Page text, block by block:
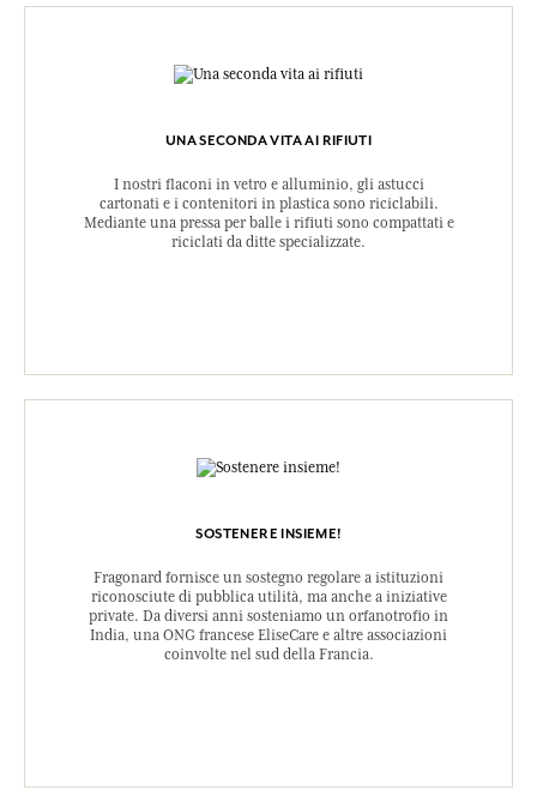
UNA SECONDA VITA AI RIFIUTI
I nostri flaconi in vetro e alluminio, gli astucci
cartonati e i contenitori in plastica sono riciclabili.
Mediante una pressa per balle i rifiuti sono compattati e
riciclati da ditte specializzate.
SOSTENERE INSIEME!
Fragonard fornisce un sostegno regolare a istituzioni
riconosciute di pubblica utilità, ma anche a iniziative
private. Da diversi anni sosteniamo un orfanotrofio in
India, una ONG francese EliseCare e altre associazioni
coinvolte nel sud della Francia.